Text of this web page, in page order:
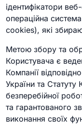
ідентифікатори
операційна
cookies), які
Метою збору та
Користувача є
Компанії
України та Статуту
безперебійної
та гарантованого
виконання своїх